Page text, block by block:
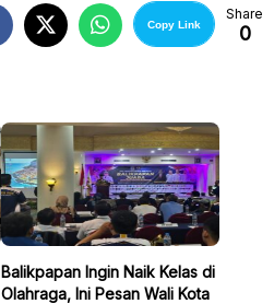
Copy Link
Share
0
Balikpapan Ingin Naik Kelas di
Olahraga, Ini Pesan Wali Kota